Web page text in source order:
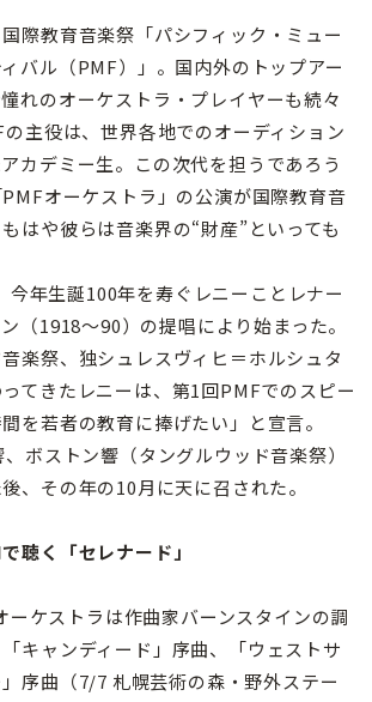
際教育音楽祭「パシフィック・ミュー
バル（PMF）」。国内外のトップアー
れのオーケストラ・プレイヤーも続々
主役は、世界各地でのオーディション
カデミー生。この次代を担うであろう
オーケストラ」の公演が国際教育音
はや彼らは音楽界の“財産”といっても
年生誕100年を寿ぐレニーことレナー
（1918〜90）の提唱により始まった。
楽祭、独シュレスヴィヒ＝ホルシュタ
てきたレニーは、第1回PMFでのスピー
を若者の教育に捧げたい」と宣言。
ボストン響（タングルウッド音楽祭）
、その年の10月に天に召された。
聴く「セレナード」
ケストラは作曲家バーンスタインの調
キャンディード」序曲、「ウェストサ
序曲（7/7 札幌芸術の森・野外ステー